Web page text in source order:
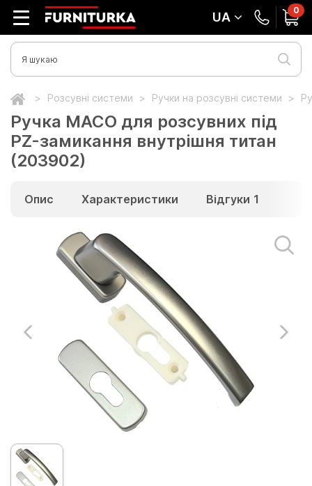
UA 0
Розсувні системи Ручки на розсувні системи
Ручка MACO для розсувних під
PZ-замикання внутрішня титан
(203902)
Опис Характеристики Відгуки 1